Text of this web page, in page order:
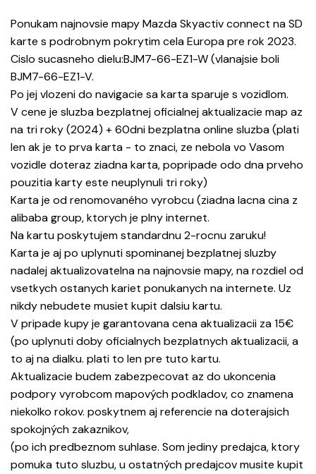
Ponukam najnovsie mapy Mazda Skyactiv connect na SD
karte s podrobnym pokrytim cela Europa pre rok 2023.
Cislo sucasneho dielu:BJM7-66-EZ1-W (vlanajsie boli
BJM7-66-EZ1-V.
Po jej vlozeni do navigacie sa karta sparuje s vozidlom.
V cene je sluzba bezplatnej oficialnej aktualizacie map az
na tri roky (2024) + 60dni bezplatna online sluzba (plati
len ak je to prva karta - to znaci, ze nebola vo Vasom
vozidle doteraz ziadna karta, popripade odo dna prveho
pouzitia karty este neuplynuli tri roky)
Karta je od renomovaného vyrobcu (ziadna lacna cina z
alibaba group, ktorych je plny internet.
Na kartu poskytujem standardnu 2-rocnu zaruku!
Karta je aj po uplynuti spominanej bezplatnej sluzby
nadalej aktualizovatelna na najnovsie mapy, na rozdiel od
vsetkych ostanych kariet ponukanych na internete. Uz
nikdy nebudete musiet kupit dalsiu kartu.
V pripade kupy je garantovana cena aktualizacii za 15€
(po uplynuti doby oficialnych bezplatnych aktualizacii, a
to aj na dialku. plati to len pre tuto kartu.
Aktualizacie budem zabezpecovat az do ukoncenia
podpory vyrobcom mapových podkladov, co znamena
niekolko rokov. poskytnem aj referencie na doterajsich
spokojných zakaznikov,
(po ich predbeznom suhlase. Som jediny predajca, ktory
pomuka tuto sluzbu, u ostatných predajcov musite kupit